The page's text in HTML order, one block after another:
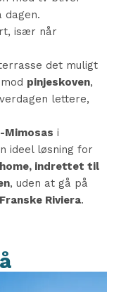
dagen.
især når
det muligt
pinjeskoven,
lettere,
Mimosas i
ideel løsning for
indrettet til
, uden at gå på
Riviera.